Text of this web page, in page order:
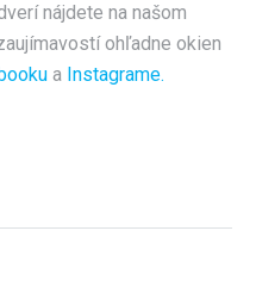
nájdete na našom
ohľadne okien
a Instagrame.